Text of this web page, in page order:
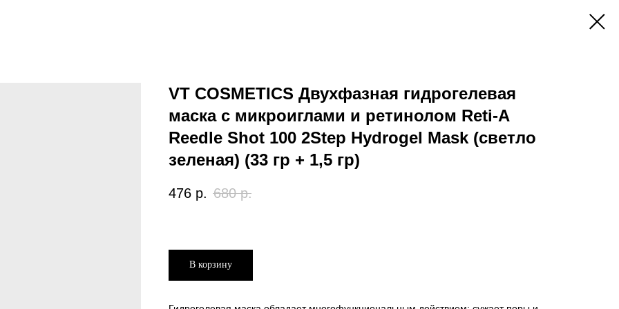
VT COSMETICS Двухфазная гидрогелевая
маска с микроиглами и ретинолом Reti-A
Reedle Shot 100 2Step Hydrogel Mask (светло
зеленая) (33 гр + 1,5 гр)
476 р. 680 р.
В корзину